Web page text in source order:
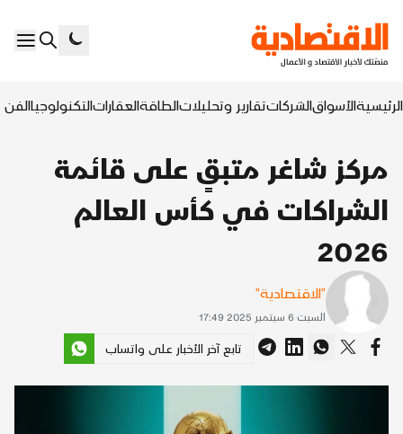
الرئيسيةالأسواقالشركاتتقارير وتحليلاتالطاقةالعقاراتالتكنولوجياالفن
مركز شاغر متبقٍ على قائمة
الشراكات في كأس العالم
2026
"الاقتصادية"
السبت 6 سبتمبر 2025 17:49
تابع آخر الأخبار على واتساب